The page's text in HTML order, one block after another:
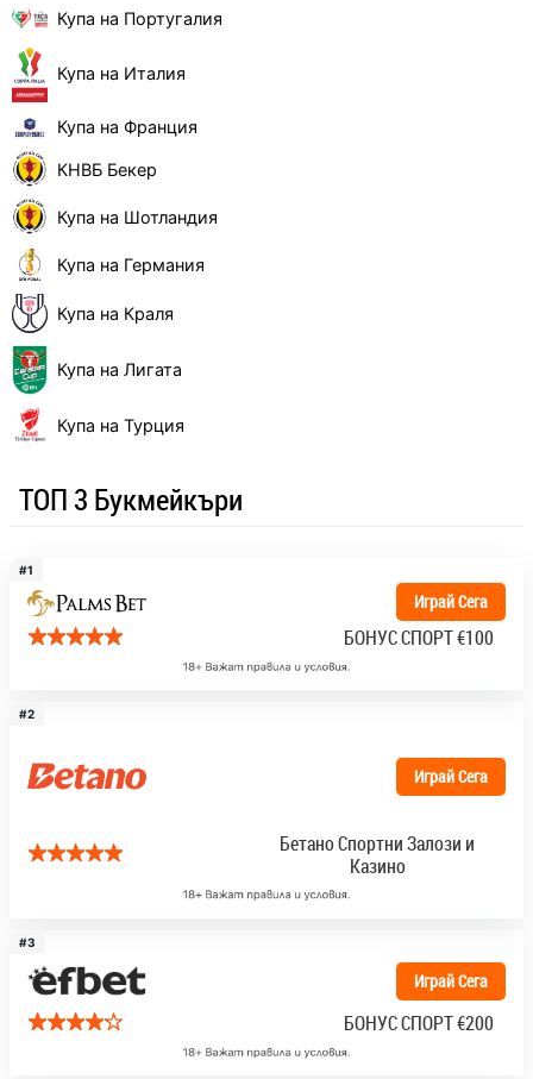
Купа на Португалия
Купа на Италия
Купа на Франция
КНВБ Бекер
Купа на Шотландия
Купа на Германия
Купа на Краля
Купа на Лигата
Купа на Турция
ТОП 3 Букмейкъри
#1
Играй Сега
БОНУС СПОРТ€100
#2
Играй Сега
Бетано Спортни Залози и
Казино
#3
Играй Сега
БОНУС СПОРТ€200